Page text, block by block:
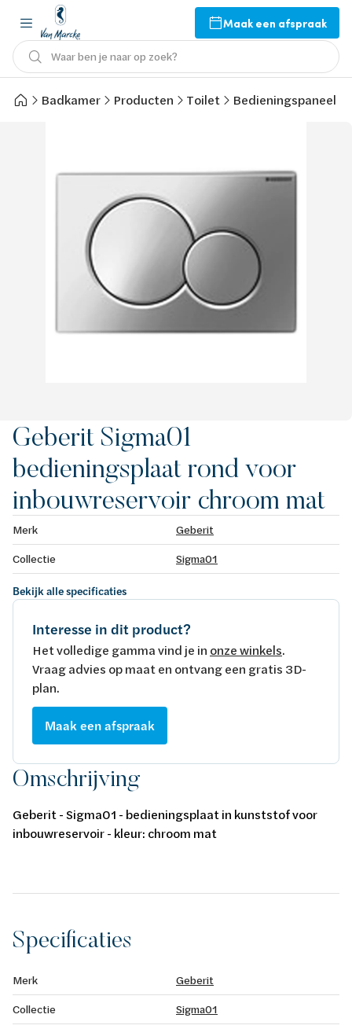
Maak een afspraak
Waar ben je naar op zoek?
Badkamer Producten Toilet Bedieningspaneel
Geberit Sigma01
bedieningsplaat rond voor
inbouwreservoir chroom mat
Merk
Geberit
Collectie
Sigma01
Bekijk alle specificaties
Interesse in dit product?
Het volledige gamma vind je in onze winkels.
Vraag advies op maat en ontvang een gratis 3D-
plan.
Maak een afspraak
Omschrijving
Geberit - Sigma01 - bedieningsplaat in kunststof voor
inbouwreservoir - kleur: chroom mat
Specificaties
Merk
Geberit
Collectie
Sigma01